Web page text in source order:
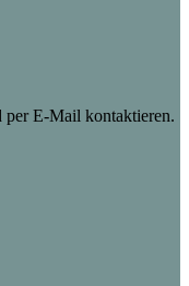
per E-Mail kontaktieren.